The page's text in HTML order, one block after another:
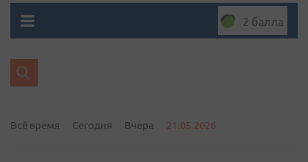
2 балла
Всё время Сегодня Вчера 21.05.2026